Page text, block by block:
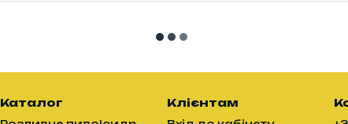
Каталог Клієнтам